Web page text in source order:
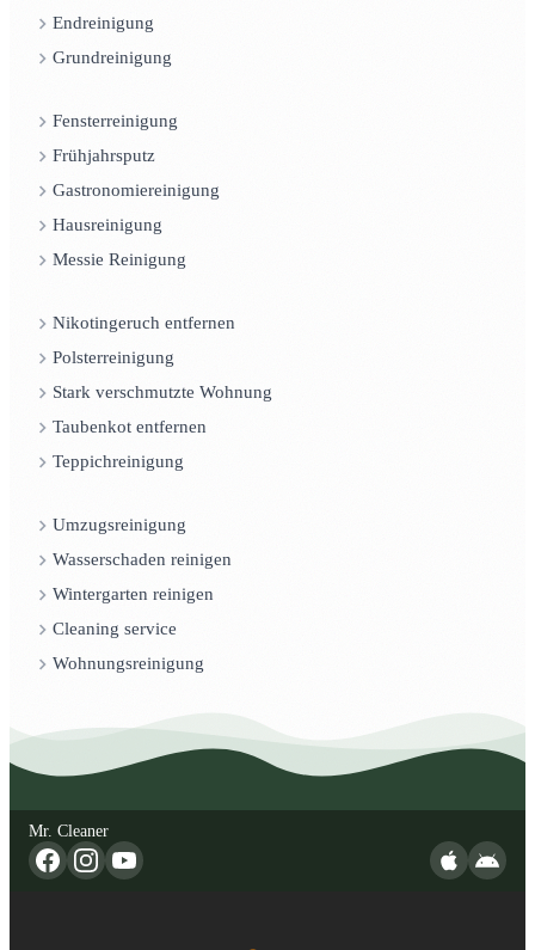
Endreinigung
Grundreinigung
Fensterreinigung
Frühjahrsputz
Gastronomiereinigung
Hausreinigung
Messie Reinigung
Nikotingeruch entfernen
Polsterreinigung
Stark verschmutzte Wohnung
Taubenkot entfernen
Teppichreinigung
Umzugsreinigung
Wasserschaden reinigen
Wintergarten reinigen
Cleaning service
Wohnungsreinigung
Mr. Cleaner